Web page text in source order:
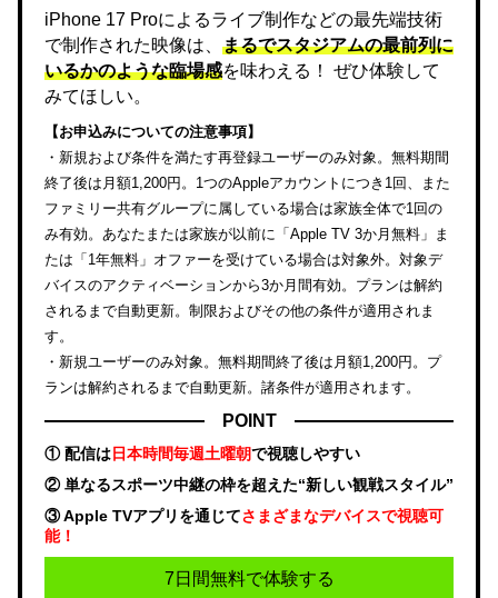
iPhone 17 Proによるライブ制作などの最先端技術
で制作された映像は、 まるでスタジアムの最前列に
いるかのような臨場感を味わえる！ ぜひ体験して
みてほしい。
【お申込みについての注意事項】
・新規および条件を満たす再登録ユーザーのみ対象。無料期間
終了後は月額1,200円。1つのAppleアカウントにつき1回、また
ファミリー共有グループに属している場合は家族全体で1回の
み有効。あなたまたは家族が以前に「Apple TV 3か月無料」ま
たは「1年無料」オファーを受けている場合は対象外。対象デ
バイスのアクティベーションから3か月間有効。プランは解約
されるまで自動更新。制限およびその他の条件が適用されま
す。
・新規ユーザーのみ対象。無料期間終了後は月額1,200円。プ
ランは解約されるまで自動更新。諸条件が適用されます。
POINT
① 配信は日本時間毎週土曜朝で視聴しやすい
② 単なるスポーツ中継の枠を超えた“新しい観戦スタイル”
③ Apple TVアプリを通じてさまざまなデバイスで視聴可
能！
7日間無料で体験する